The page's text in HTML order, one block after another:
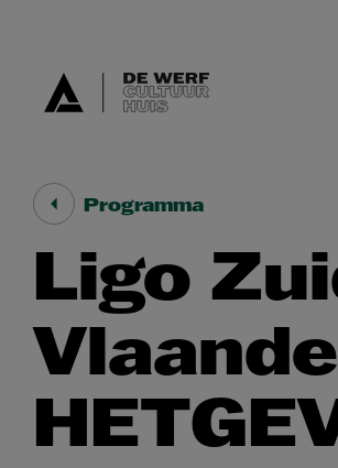
Programma
Ligo